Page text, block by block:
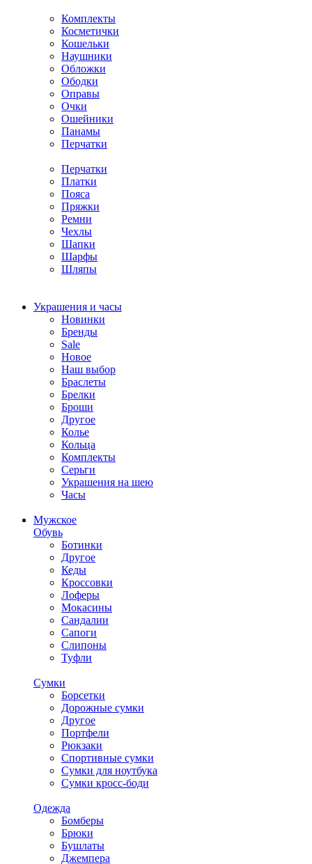
Комплекты
Косметички
Кошельки
Наушники
Обложки
Ободки
Оправы
Очки
Ошейники
Панамы
Перчатки
Перчатки
Платки
Пояса
Пряжки
Ремни
Чехлы
Шапки
Шарфы
Шляпы
Украшения и часы
Новинки
Бренды
Sale
Новое
Наш выбор
Браслеты
Брелки
Броши
Другое
Колье
Кольца
Комплекты
Серьги
Украшения на шею
Часы
Мужское
Обувь
Ботинки
Другое
Кеды
Кроссовки
Лоферы
Мокасины
Сандалии
Сапоги
Слипоны
Туфли
Сумки
Борсетки
Дорожные сумки
Другое
Портфели
Рюкзаки
Спортивные сумки
Сумки для ноутбука
Сумки кросс-боди
Одежда
Бомберы
Брюки
Бушлаты
Джемпера